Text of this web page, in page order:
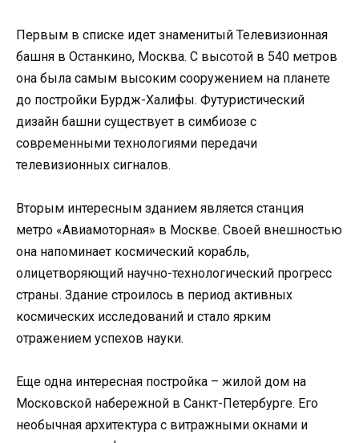
Первым в списке идет знаменитый Телевизионная
башня в Останкино, Москва. С высотой в 540 метров
она была самым высоким сооружением на планете
до постройки Бурдж-Халифы. Футуристический
дизайн башни существует в симбиозе с
современными технологиями передачи
телевизионных сигналов.
Вторым интересным зданием является станция
метро «Авиамоторная» в Москве. Своей внешностью
она напоминает космический корабль,
олицетворяющий научно-технологический прогресс
страны. Здание строилось в период активных
космических исследований и стало ярким
отражением успехов науки.
Еще одна интересная постройка – жилой дом на
Московской набережной в Санкт-Петербурге. Его
необычная архитектура с витражными окнами и